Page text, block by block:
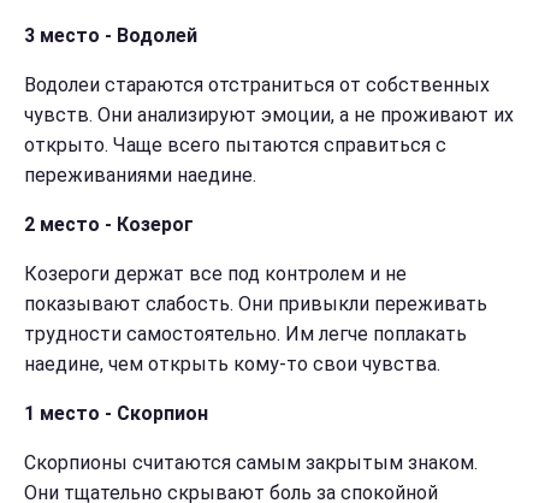
3 место - Водолей
Водолеи стараются отстраниться от собственных
чувств. Они анализируют эмоции, а не проживают их
открыто. Чаще всего пытаются справиться с
переживаниями наедине.
2 место - Козерог
Козероги держат все под контролем и не
показывают слабость. Они привыкли переживать
трудности самостоятельно. Им легче поплакать
наедине, чем открыть кому-то свои чувства.
1 место - Скорпион
Скорпионы считаются самым закрытым знаком.
Они тщательно скрывают боль за спокойной